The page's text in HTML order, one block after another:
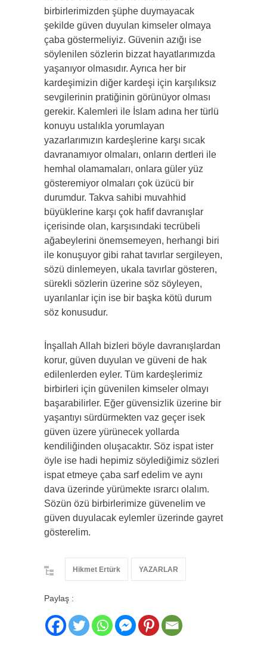
birbirlerimizden şüphe duymayacak
şekilde güven duyulan kimseler olmaya
çaba göstermeliyiz. Güvenin azığı ise
söylenilen sözlerin bizzat hayatlarımızda
yaşanıyor olmasıdır. Ayrıca her bir
kardeşimizin diğer kardeşi için karşılıksız
sevgilerinin pratiğinin görünüyor olması
gerekir. Kalemleri ile İslam adına her türlü
konuyu ustalıkla yorumlayan
yazarlarımızın kardeşlerine karşı sıcak
davranamıyor olmaları, onların dertleri ile
hemhal olamamaları, onlara güler yüz
gösteremiyor olmaları çok üzücü bir
durumdur. Takva sahibi muvahhid
büyüklerine karşı çok hafif davranışlar
içerisinde olan, karşısındaki tecrübeli
ağabeylerini önemsemeyen, herhangi biri
ile konuşuyor gibi rahat tavırlar sergileyen,
sözü dinlemeyen, ukala tavırlar gösteren,
sürekli sözlerin üzerine söz söyleyen,
uyarılanlar için ise bir başka kötü durum
söz konusudur.
İnşallah Allah bizleri böyle davranışlardan
korur, güven duyulan ve güveni de hak
edilenlerden eyler. Tüm kardeşlerimiz
birbirleri için güvenilen kimseler olmayı
başarabilirler. Eğer güvensizlik üzerine bir
yaşantıyı sürdürmekten vaz geçer isek
güven üzere yürünecek yollarda
kendiliğinden oluşacaktır. Söz ispat ister
öyle ise hadi hepimiz söylediğimiz sözleri
ispat etmeye çaba sarf edelim ve aynı
dava üzerinde yürümekte ısrarcı olalım.
Sözün özü birbirlerimize güvenelim ve
güven duyulacak eylemler üzerinde gayret
gösterelim.
Hikmet Ertürk YAZARLAR
Paylaş :